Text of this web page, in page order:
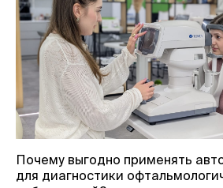
Почему выгодно применять
для диагностики